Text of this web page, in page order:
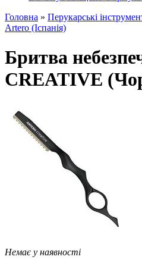
Головна » Перукарські
Artero (Іспанія)
Бритва
CREATIVE
Немає у наявності